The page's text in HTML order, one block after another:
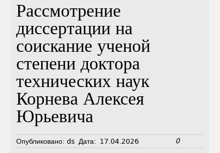
Рассмотрение
диссертации на
соискание ученой
степени доктора
технических наук
Корнева Алексея
Юрьевича
Опубликовано: ds Дата: 17.04.2026 0